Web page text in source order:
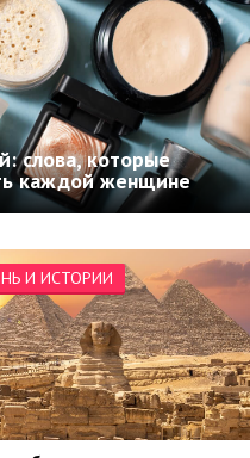
слова, которые
каждой женщине
И ИСТОРИИ